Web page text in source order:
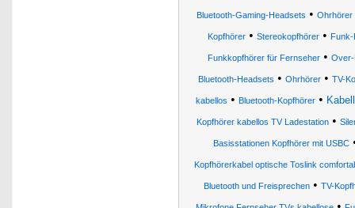
Bluetooth-Gaming-Headsets • Ohrhörer
Kopfhörer • Stereokopfhörer • Funk-
Funkkopfhörer für Fernseher • Over-
Bluetooth-Headsets • Ohrhörer• TV-
kabellos • Bluetooth-Kopfhörer•
Kopfhörer kabellos TV Ladestation •
Basisstationen Kopfhörer mit USBC
Kopfhörerkabel optische Toslink
Bluetooth und Freisprechen • TV-